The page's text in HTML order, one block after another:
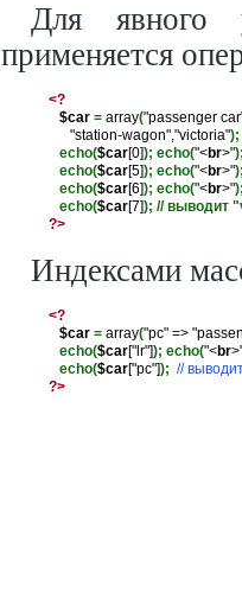
Для явного
применяется
<?
$car = array("passenger
      "station-wagon","victoria"
);
echo($car[0]); echo("<br>"
echo($car[5]); echo("<br>"
echo($car[6]); echo("<br>"
echo($car[7]); // выводит
?>
Индексами
<?
$car = array("pc" =>
echo($car["lr"]); echo("<br
echo($car["pc"]); //
?>